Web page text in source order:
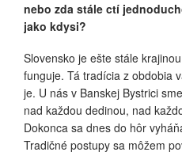
nebo zda stále ctí
jako kdysi?
Slovensko je ešte stále
funguje. Tá tradícia z obdobia
je. U nás v Banskej Bystrici
nad každou dedinou, nad
Dokonca sa dnes do hôr
Tradičné postupy sa môžem